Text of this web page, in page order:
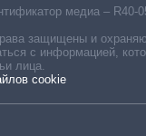
медиа – R40-
защищены и
с информацией,
лица.
cookie